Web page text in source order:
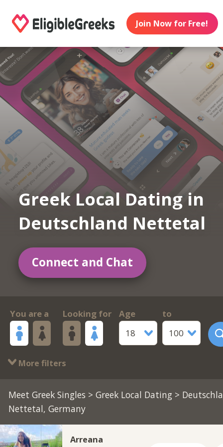
Join Now for Free!
Greek Local Dating in
Deutschland Nettetal
Connect and Chat
You are a Looking for
Age
18
to
100
More filters
Meet Greek Singles >Greek Local Dating >
Nettetal, Germany
Arreana